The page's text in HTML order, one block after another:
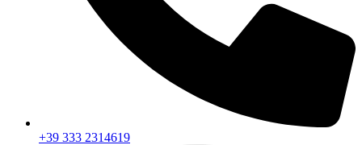
+39 333 2314619